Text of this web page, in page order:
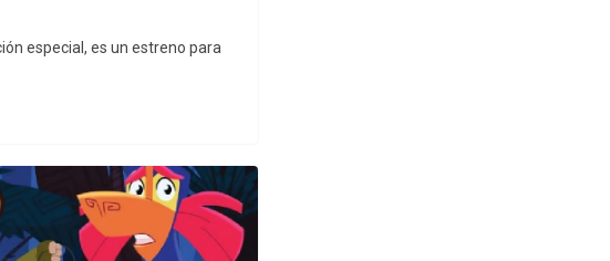
especial, es un estreno para